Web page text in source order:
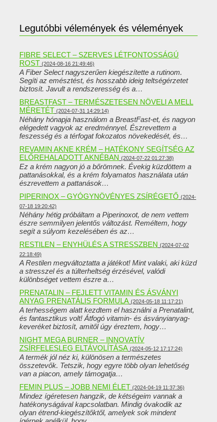
Legutóbbi vélemények és vélemények
FIBRE SELECT – SZERVES LÉTFONTOSSÁGÚ
ROST (2024-08-16 21:49:46)
A Fiber Select nagyszerűen kiegészítette a rutinom.
Segíti az emésztést, és hosszabb ideig teltségérzetet
biztosít. Javult a rendszeresség és a…
BREASTFAST – TERMÉSZETESEN NÖVELI A MELL
MÉRETÉT (2024-07-31 14:29:14)
Néhány hónapja használom a BreastFast-et, és nagyon
elégedett vagyok az eredménnyel. Észrevettem a
feszesség és a térfogat fokozatos növekedését, és…
REVAMIN AKNE KRÉM – HATÉKONY SEGÍTSÉG AZ
ELŐREHALADOTT AKNÉBAN (2024-07-22 01:27:38)
Ez a krém nagyon jó a bőrömnek. Évekig küzdöttem a
pattanásokkal, és a krém folyamatos használata után
észrevettem a pattanások…
PIPERINOX – GYÓGYNÖVÉNYES ZSÍRÉGETŐ (2024-
07-18 19:20:42)
Néhány hétig próbáltam a Piperinoxot, de nem vettem
észre semmilyen jelentős változást. Reméltem, hogy
segít a súlyom kezelésében és az…
RESTILEN – ENYHÜLÉS A STRESSZBEN (2024-07-02
22:18:49)
A Restilen megváltoztatta a játékot! Mint valaki, aki küzd
a stresszel és a túlterheltség érzésével, valódi
különbséget vettem észre a…
PRENATALIN – FEJLETT VITAMIN ÉS ÁSVÁNYI
ANYAG PRENATÁLIS FORMULA (2024-05-18 11:17:21)
A terhességem alatt kezdtem el használni a Prenatalint,
és fantasztikus volt! Átfogó vitamin- és ásványianyag-
keveréket biztosít, amitől úgy éreztem, hogy…
NIGHT MEGA BURNER – INNOVATÍV
ZSÍRFELESLEG ELTÁVOLÍTÁSA (2024-05-12 17:17:24)
A termék jól néz ki, különösen a természetes
összetevők. Tetszik, hogy egyre több olyan lehetőség
van a piacon, amely támogatja…
FEMIN PLUS – JOBB NEMI ÉLET (2024-04-19 11:37:36)
Mindez ígéretesen hangzik, de kétségeim vannak a
hatékonyságával kapcsolatban. Mindig óvakodik az
olyan étrend-kiegészítőktől, amelyek sok mindent